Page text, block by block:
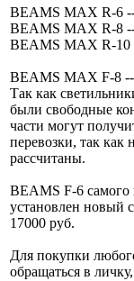
BEAMS MAX R-6
BEAMS MAX R-8
BEAMS MAX R-10
BEAMS MAX F-8 --
Так как
были свободные
части могут
перевозки, так
рассчитаны.
BEAMS F-6 самого
установлен новый
17000 руб.
Для покупки
обращаться в